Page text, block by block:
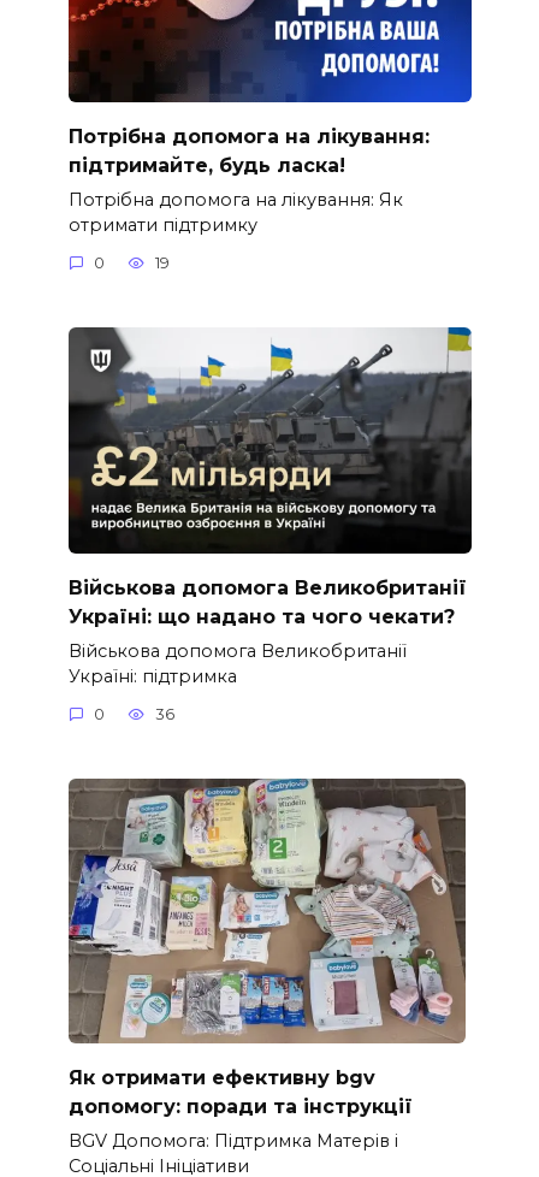
Потрібна допомога на лікування:
підтримайте, будь ласка!
Потрібна допомога на лікування: Як
отримати підтримку
0 19
Військова допомога Великобританії
Україні: що надано та чого чекати?
Військова допомога Великобританії
Україні: підтримка
0 36
Як отримати ефективну bgv
допомогу: поради та інструкції
BGV Допомога: Підтримка Матерів і
Соціальні Ініціативи